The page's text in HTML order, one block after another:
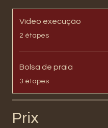
Vídeo execução
.2 étapes
Bolsa de praia
.3 étapes
Prix